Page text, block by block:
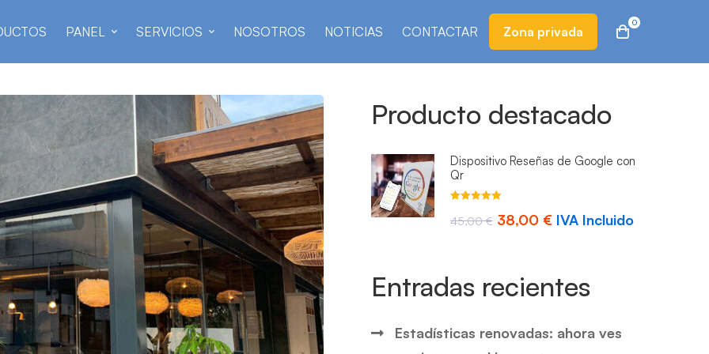
PANEL SERVICIOS NOSOTROS NOTICIAS CONTACTAR Zona privada
Producto destacado
Dispositivo Reseñas de Google con
Qr
4.93de 5
45,00€ El
era:
38,00 € El
es:
IVA Incluido
Entradas recientes
Estadísticas renovadas: ahora ves